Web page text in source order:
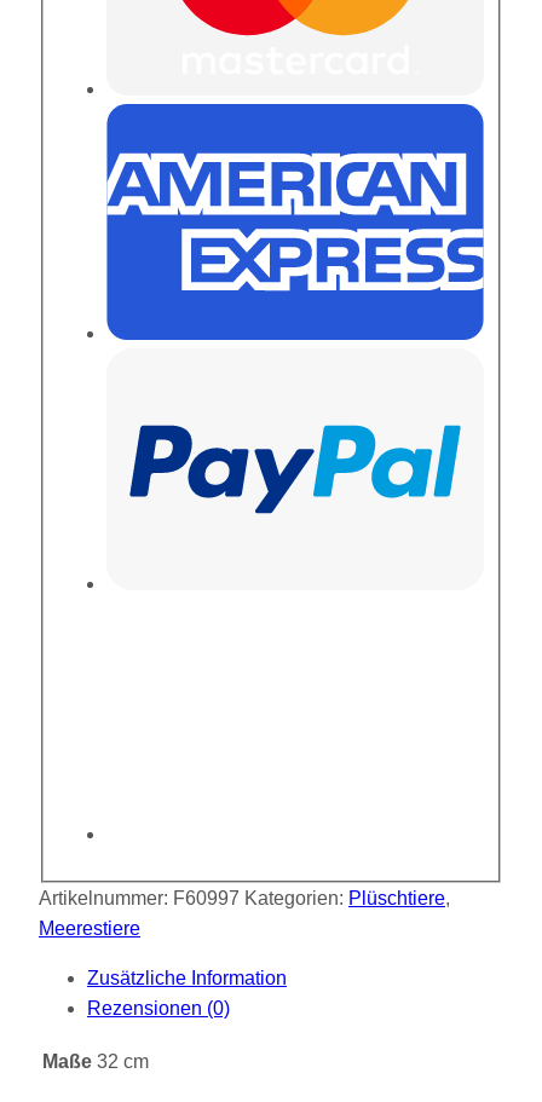
Artikelnummer: F60997 Kategorien: Plüschtiere,
Meerestiere
Zusätzliche Information
Rezensionen (0)
Maße 32 cm